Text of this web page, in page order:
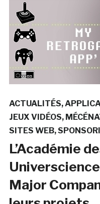
ACTUALITÉS
JEUX VIDÉOS
SITES WEB
L’Académie
Major